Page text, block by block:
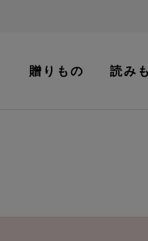
贈りもの 読み